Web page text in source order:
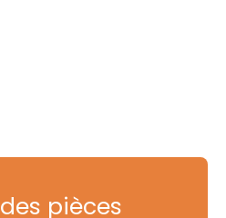
des pièces